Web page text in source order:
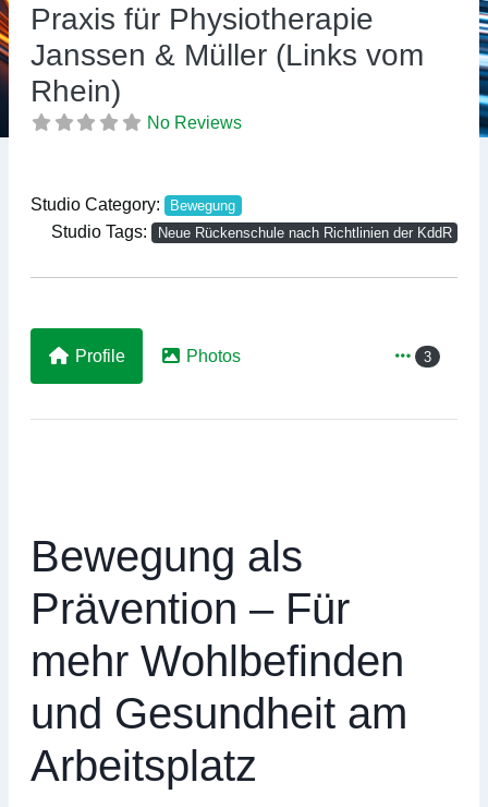
Praxis für Physiotherapie
Janssen & Müller (Links vom
Rhein)
No Reviews
Studio Category: Bewegung
Studio Tags: Neue Rückenschule nach Richtlinien der KddR
Profile Photos 3
Bewegung als
Prävention – Für
mehr Wohlbefinden
und Gesundheit am
Arbeitsplatz